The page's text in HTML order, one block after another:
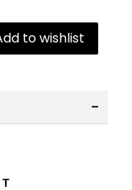
to wishlist
T